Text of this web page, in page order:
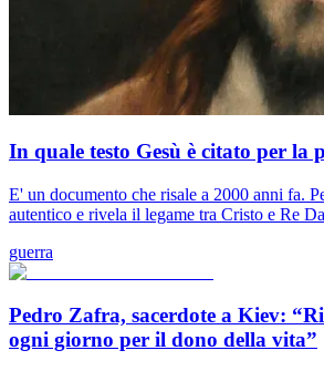
In quale testo Gesù è citato per la
E' un documento che risale a 2000 anni fa.
autentico e rivela il legame tra Cristo e Re
guerra
Pedro Zafra, sacerdote a Kiev:
ogni giorno per il dono della vita”